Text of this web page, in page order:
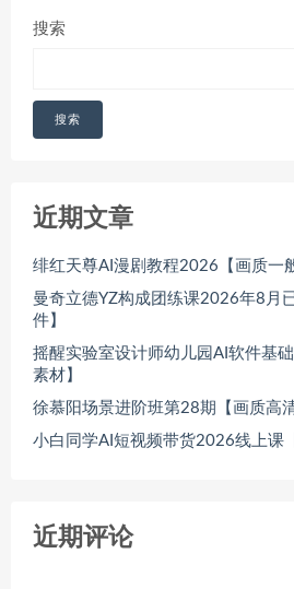
搜索
搜索
近期文章
绯红天尊AI漫剧教程2026【画质一
曼奇立德YZ构成团练课2026年8月
件】
摇醒实验室设计师幼儿园AI软件基
素材】
徐慕阳场景进阶班第28期【画质高
小白同学AI短视频带货2026线上课
近期评论